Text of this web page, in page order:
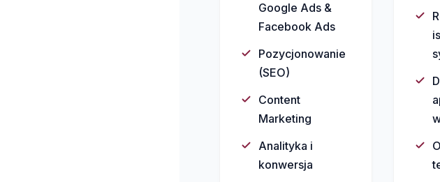
Google Ads &
Facebook Ads
Pozycjonowanie
(SEO)
Content
Marketing
Analityka i
konwersja